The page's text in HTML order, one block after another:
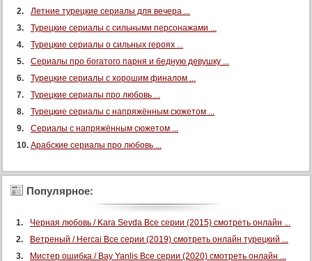
Летние турецкие сериалы для вечера ...
Турецкие сериалы с сильными персонажами ...
Турецкие сериалы о сильных героях ...
Сериалы про богатого парня и бедную девушку ...
Турецкие сериалы с хорошим финалом ...
Турецкие сериалы про любовь ...
Турецкие сериалы с напряжённым сюжетом ...
Сериалы с напряжённым сюжетом ...
Арабские сериалы про любовь ...
Популярное:
Черная любовь / Kara Sevda Все серии (2015) смотреть онлайн ...
Ветреный / Hercai Все серии (2019) смотреть онлайн турецкий ...
Мистер ошибка / Bay Yanlis Все серии (2020) смотреть онлайн ...